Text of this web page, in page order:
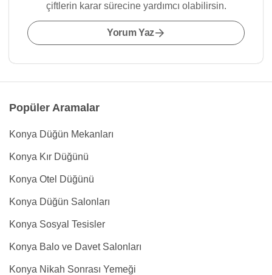
çiftlerin karar sürecine yardımcı olabilirsin.
Yorum Yaz
Popüler Aramalar
Konya Düğün Mekanları
Konya Kır Düğünü
Konya Otel Düğünü
Konya Düğün Salonları
Konya Sosyal Tesisler
Konya Balo ve Davet Salonları
Konya Nikah Sonrası Yemeği